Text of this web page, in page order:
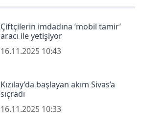
Çiftçilerin imdadına ’mobil tamir’
aracı ile yetişiyor
16.11.2025 10:43
Kızılay’da başlayan akım Sivas’a
sıçradı
16.11.2025 10:33